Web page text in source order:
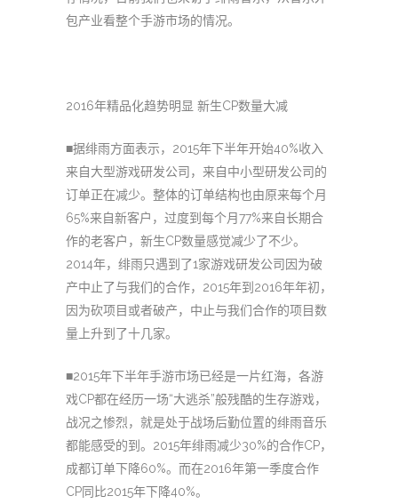
包产业看整个手游市场的情况。
2016年精品化趋势明显 新生CP数量大减
■据绯雨方面表示，2015年下半年开始40%收入
来自大型游戏研发公司，来自中小型研发公司的
订单正在减少。整体的订单结构也由原来每个月
65%来自新客户，过度到每个月77%来自长期合
作的老客户，新生CP数量感觉减少了不少。
2014年，绯雨只遇到了1家游戏研发公司因为破
产中止了与我们的合作，2015年到2016年年初，
因为砍项目或者破产，中止与我们合作的项目数
量上升到了十几家。
■2015年下半年手游市场已经是一片红海，各游
戏CP都在经历一场“大逃杀”般残酷的生存游戏，
战况之惨烈，就是处于战场后勤位置的绯雨音乐
都能感受的到。2015年绯雨减少30%的合作CP，
成都订单下降60%。而在2016年第一季度合作
CP同比2015年下降40%。